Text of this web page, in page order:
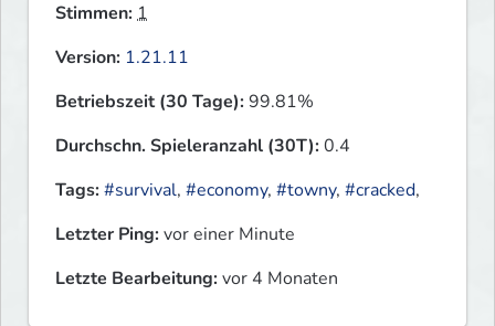
Stimmen:1
Version: 1.21.11
Betriebszeit (30 Tage):99.81%
Durchschn. Spieleranzahl (30T):0.4
Tags:#survival, #economy, #towny, #cracked,
Letzter Ping:vor einer Minute
Letzte Bearbeitung:vor 4 Monaten